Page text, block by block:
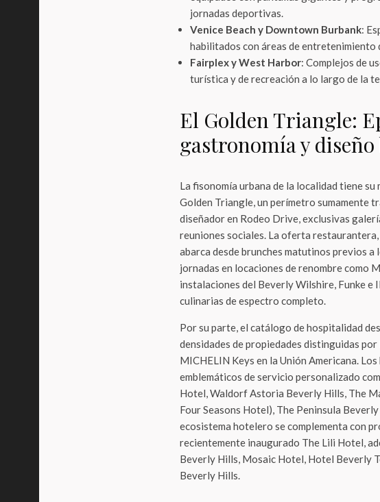
jornadas deportivas.
Venice Beach y Downtown Burbank:
habilitados con áreas de entretenimiento
Fairplex y West Harbor: Complejos de
turística y de recreación a lo largo de la
El Golden Triangle:
gastronomía y
La fisonomía urbana de la localidad tiene
Golden Triangle, un perímetro sumamente
diseñador en Rodeo Drive, exclusivas
reuniones sociales. La oferta
abarca desde brunches matutinos previos
jornadas en locaciones de renombre como
instalaciones del Beverly Wilshire, Funke e
culinarias de espectro completo.
Por su parte, el catálogo de hospitalidad
densidades de propiedades distinguidas
MICHELIN Keys en la Unión Americana.
emblemáticos de servicio personalizado
Hotel, Waldorf Astoria Beverly Hills, The
Four Seasons Hotel), The Peninsula
ecosistema hotelero se complementa con
recientemente inaugurado The Lili Hotel,
Beverly Hills, Mosaic Hotel, Hotel Beverly
Beverly Hills.